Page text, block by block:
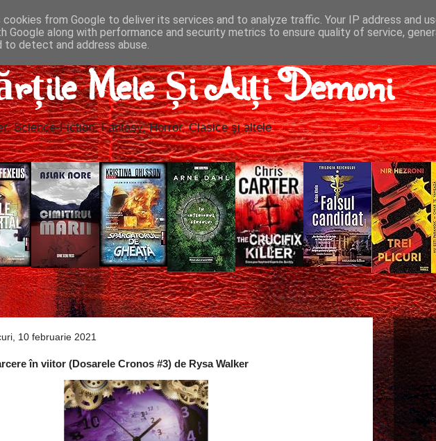
Mele Și Alți Demoni
Science-Fiction, Fantasy, Horror, Clasice și altele
10 februarie 2021
în viitor (Dosarele Cronos #3) de Rysa Walker
cookies from Google to deliver its services and to analyze traffic. Your IP address and
Google along with performance and security metrics to ensure quality of service,
to detect and address abuse.